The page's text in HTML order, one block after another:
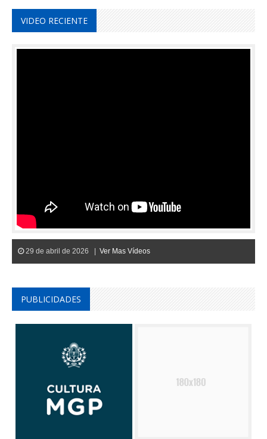
VIDEO RECIENTE
29 de abril de 2026 | Ver Mas Vídeos
PUBLICIDADES